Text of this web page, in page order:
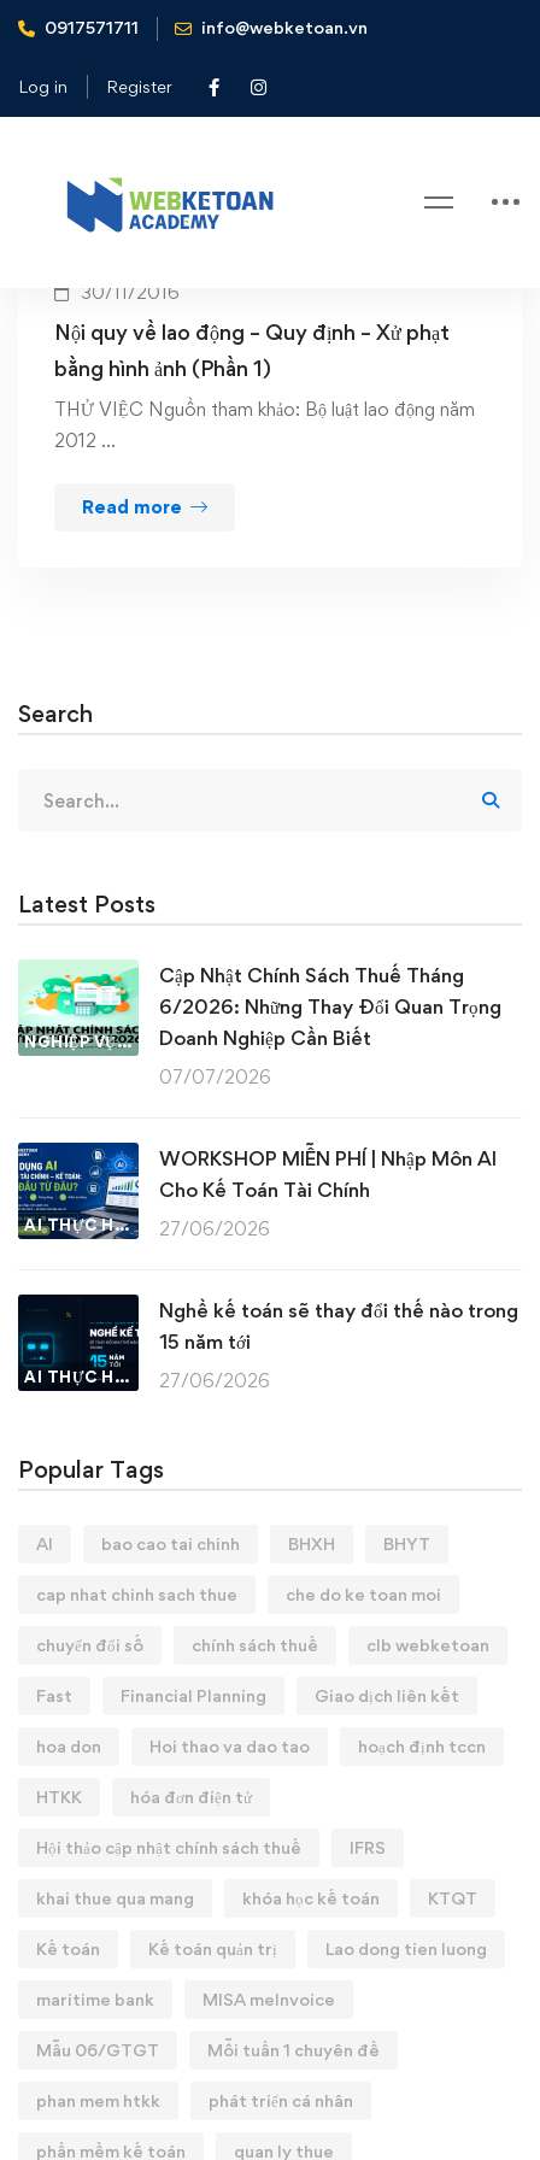
0917571711 info@webketoan.vn
Log in Register
Home nội quy lao động
Tag: nội quy lao động
30/11/2016
Nội quy về lao động – Quy định – Xử phạt
bằng hình ảnh (Phần 1)
THỬ VIỆC Nguồn tham khảo: Bộ luật lao động năm
2012 …
Read more
Search
for:
Latest Posts
NGHIỆP VỤ KẾ TOÁN & THUẾ
Cập Nhật Chính Sách Thuế Tháng
6/2026: Những Thay Đổi Quan Trọng
Doanh Nghiệp Cần Biết
07/07/2026
AI THỰC HÀNH
WORKSHOP MIỄN PHÍ | Nhập Môn AI
Cho Kế Toán Tài Chính
27/06/2026
AI THỰC HÀNH
Nghề kế toán sẽ thay đổi thế nào trong
15 năm tới
27/06/2026
Popular Tags
AI bao cao tai chinh BHXH BHYT
cap nhat chinh sach thue che do ke toan moi
chuyển đổi số chính sách thuế clb webketoan
Fast Financial Planning Giao dịch liên kết
hoa don Hoi thao va dao tao hoạch định tccn
HTKK hóa đơn điện tử
Hội thảo cập nhật chính sách thuế IFRS
khai thue qua mang khóa học kế toán KTQT
Kế toán Kế toán quản trị Lao dong tien luong
maritime bank MISA meInvoice
Mẫu 06/GTGT Mỗi tuần 1 chuyên đề
phan mem htkk phát triển cá nhân
phần mềm kế toán quan ly thue